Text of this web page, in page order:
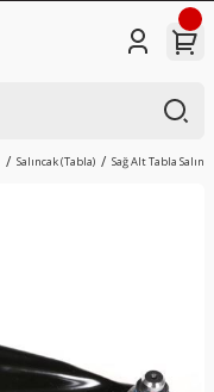
Salıncak (Tabla) Sağ Alt Tabla